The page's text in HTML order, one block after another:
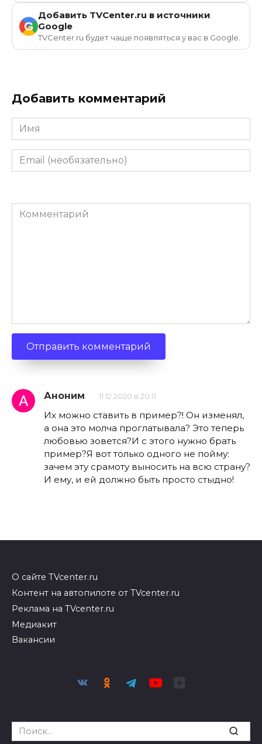
G
Добавить TVCenter.ru в источники
Google
TVCenter.ru будет чаще появляться у вас в Google.
Добавить комментарий
Имя
Email
(необязательно)
Комментарий
Аноним 11.12.2020 в 20:11
Их можно ставить в пример?! Он изменял,
а она это молча проглатывала? Это теперь
любовью зовется?И с этого нужно брать
пример?Я вот только одного не пойму:
зачем эту срамоту выносить на всю страну?
И ему, и ей должно быть просто стыдно!
О сайте TVcenter.ru
Контент на автопилоте от TVcenter.ru
Реклама на TVcenter.ru
Медиакит
Вакансии
Search
for: